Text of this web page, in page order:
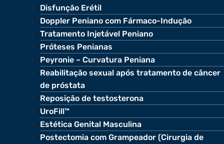
Disfunção Erétil
Doppler Peniano com Fármaco-Indução
Tratamento Injetável Peniano
Próteses Penianas
Peyronie – Curvatura Peniana
Reabilitação sexual após tratamento de câncer
de próstata
Reposição de testosterona
UroFill™
Estética Genital Masculina
Postectomia com Grampeador (Cirurgia de